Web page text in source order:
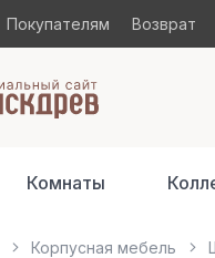
Покупателям Возврат
Комнаты
Корпусная мебель